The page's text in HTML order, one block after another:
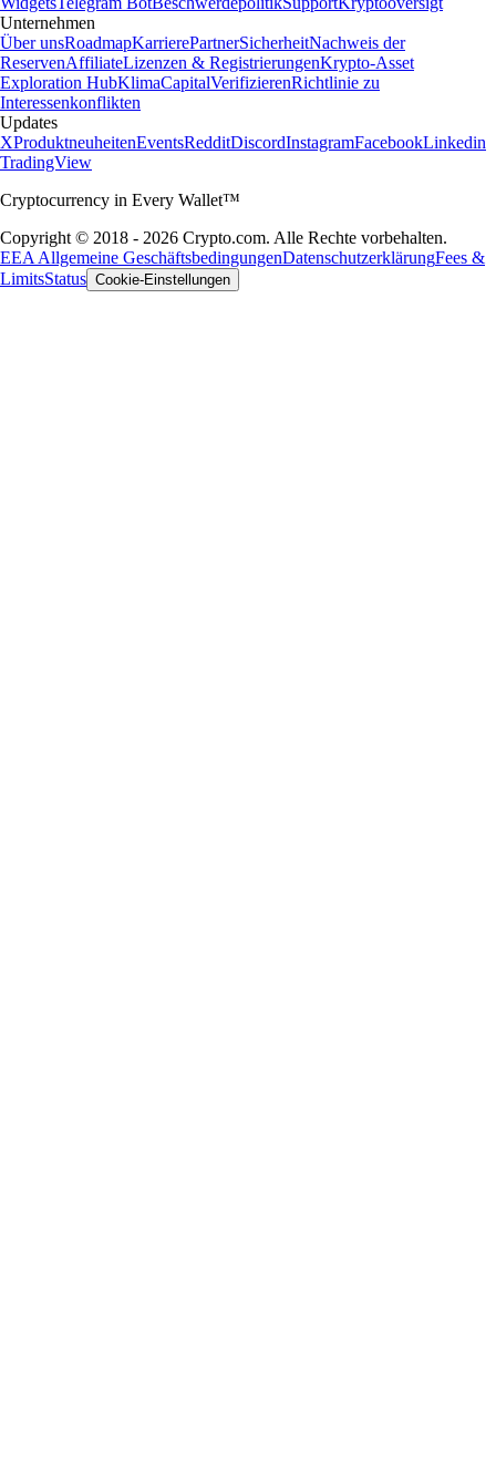
Unternehmen
Über unsRoadmapKarrierePartnerSicherheitNachweis der
ReservenAffiliateLizenzen & RegistrierungenKrypto-Asset
Exploration HubKlimaCapitalVerifizierenRichtlinie zu
Interessenkonflikten
Updates
XProduktneuheitenEventsRedditDiscordInstagramFacebookLinkedin
TradingView
Cryptocurrency in Every Wallet™
Copyright © 2018 - 2026 Crypto.com. Alle Rechte vorbehalten.
EEA Allgemeine GeschäftsbedingungenDatenschutzerklärungFees &
LimitsStatus Cookie-Einstellungen